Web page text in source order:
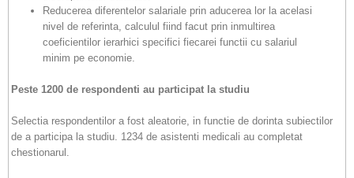
Reducerea diferentelor salariale prin aducerea lor la acelasi
nivel de referinta, calculul fiind facut prin inmultirea
coeficientilor ierarhici specifici fiecarei functii cu salariul
minim pe economie.
Peste 1200 de respondenti au participat la studiu
Selectia respondentilor a fost aleatorie, in functie de dorinta subiectilor
de a participa la studiu. 1234 de asistenti medicali au completat
chestionarul.